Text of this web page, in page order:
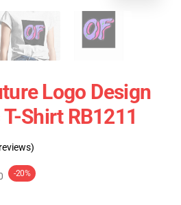
Logo Design
Shirt RB1211
-20%